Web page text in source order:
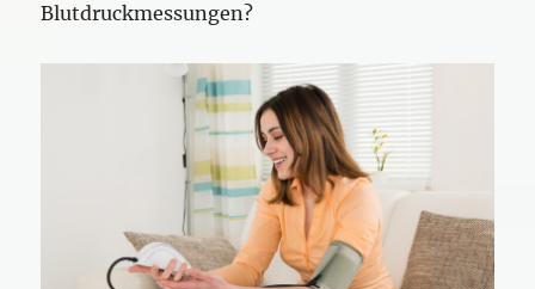
Blutdruckmessungen?